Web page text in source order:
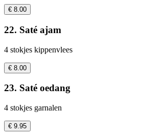
€ 8.00
22. Saté ajam
4 stokjes kippenvlees
€ 8.00
23. Saté oedang
4 stokjes garnalen
€ 9.95